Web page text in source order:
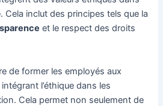
Cela inclut des principes tels que la
et le respect des droits
de former les employés aux
l’éthique dans les
Cela permet non seulement de